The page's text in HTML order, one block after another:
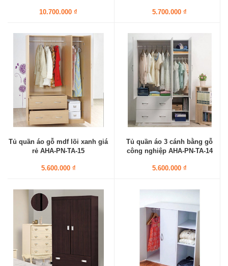
10.700.000 ₫ 5.700.000 ₫
Tủ quần áo gỗ mdf lõi xanh giá
rẻ AHA-PN-TA-15
5.600.000 ₫
Tủ quần áo 3 cánh bằng gỗ
công nghiệp AHA-PN-TA-14
5.600.000 ₫